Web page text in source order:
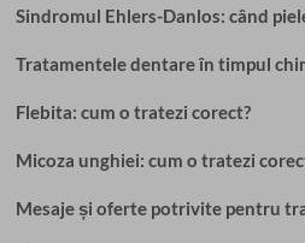
Sindromul Ehlers-Danlos: când
Tratamentele dentare în timpul
Flebita: cum o tratezi corect?
Micoza unghiei: cum o tratezi
Mesaje și oferte potrivite pentru